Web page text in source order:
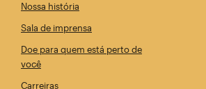
Nossa história
Sala de imprensa
Doe para quem está perto de
você
Carreiras